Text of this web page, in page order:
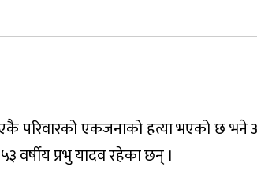
परिवारको एकजनाको हत्या भएको छ भने
वर्षीय प्रभु यादव रहेका छन् ।